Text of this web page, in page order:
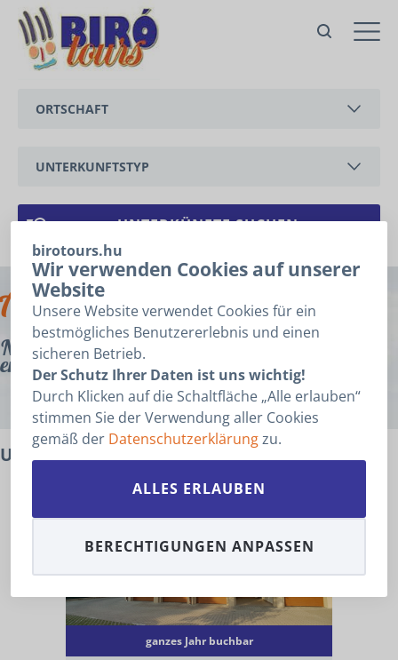
birotours.hu
Wir verwenden Cookies auf unserer
Website
Unsere Website verwendet Cookies für ein
bestmögliches Benutzererlebnis und einen
sicheren Betrieb.
Der Schutz Ihrer Daten ist uns wichtig!
Durch Klicken auf die Schaltfläche „Alle erlauben“
stimmen Sie der Verwendung aller Cookies
gemäß der Datenschutzerklärungzu.
ALLES ERLAUBEN
BERECHTIGUNGEN ANPASSEN
ORTSCHAFT
GYENESDIÁS
HÉVÍZ
KESZTHELY
VONYARCVASHEGY
UNTERKUNFTSTYP
FERIENWOHNUNG
FERIENHAUS
Archive
Nichts gefunden, was den Suchkriterien
entspricht.
Unterkünfte
ganzes Jahr buchbar